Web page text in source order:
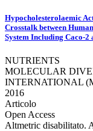
Hypocholesterolaemic
Crosstalk between
System Including Caco-2
NUTRIENTS
MOLECULAR
INTERNATIONAL
2016
Articolo
Open Access
Altmetric disabilitato.